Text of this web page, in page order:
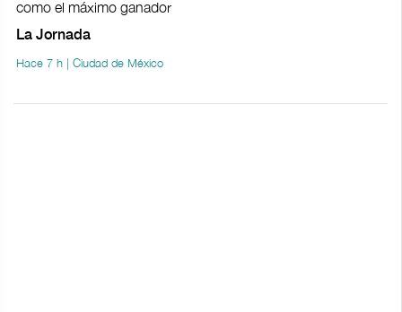
como el máximo ganador
La Jornada
Hace 7 h | Ciudad de México